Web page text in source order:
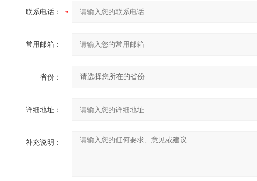
联系电话：
常用邮箱：
省份：
详细地址：
补充说明：